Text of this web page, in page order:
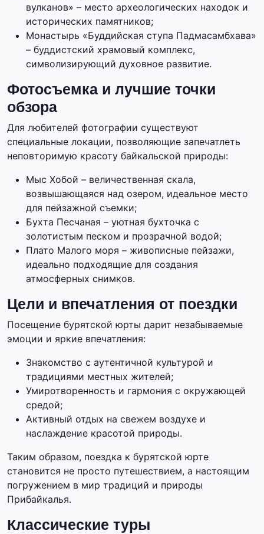
вулканов» – место археологических находок и
исторических памятников;
Монастырь «Буддийская ступа Падмасамбхава»
– буддистский храмовый комплекс,
символизирующий духовное развитие.
Фотосъемка и лучшие точки
обзора
Для любителей фотографии существуют
специальные локации, позволяющие запечатлеть
неповторимую красоту байкальской природы:
Мыс Хобой – величественная скала,
возвышающаяся над озером, идеальное место
для пейзажной съемки;
Бухта Песчаная – уютная бухточка с
золотистым песком и прозрачной водой;
Плато Малого моря – живописные пейзажи,
идеально подходящие для создания
атмосферных снимков.
Цели и впечатления от поездки
Посещение бурятской юрты дарит незабываемые
эмоции и яркие впечатления:
Знакомство с аутентичной культурой и
традициями местных жителей;
Умиротворенность и гармония с окружающей
средой;
Активный отдых на свежем воздухе и
наслаждение красотой природы.
Таким образом, поездка к бурятской юрте
становится не просто путешествием, а настоящим
погружением в мир традиций и природы
Прибайкалья.
Классические туры